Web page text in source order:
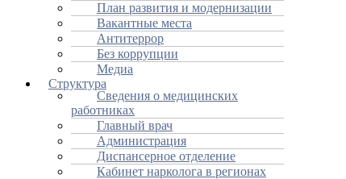
План развития и модернизации
Вакантные места
Антитеррор
Без коррупции
Медиа
Структура
Сведения о медицинских
работниках
Главный врач
Администрация
Диспансерное отделение
Кабинет нарколога в регионах